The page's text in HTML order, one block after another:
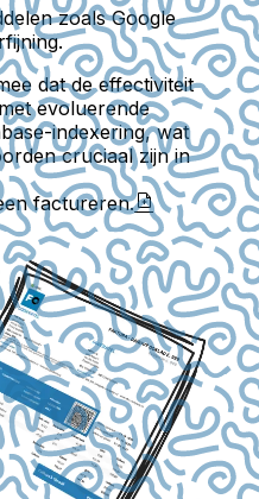
zoals Google
dat de effectiviteit
evoluerende
indexering, wat
cruciaal zijn in
factureren.